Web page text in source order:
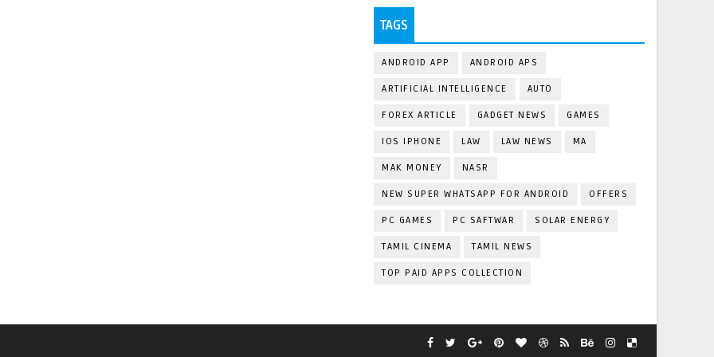
TAGS
ANDROID APP ANDROID APS
ARTIFICIAL INTELLIGENCE AUTO
FOREX ARTICLE GADGET NEWS GAMES
IOS IPHONE LAW LAW NEWS MA
MAK MONEY NASR
NEW SUPER WHATSAPP FOR ANDROID OFFERS
PC GAMES PC SAFTWAR SOLAR ENERGY
TAMIL CINEMA TAMIL NEWS
TOP PAID APPS COLLECTION